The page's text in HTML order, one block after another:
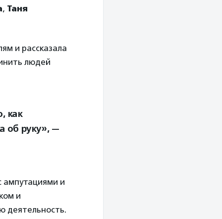
, Таня
и рассказала
людей
как
об руку», —
ампутациями и
и
деятельность.